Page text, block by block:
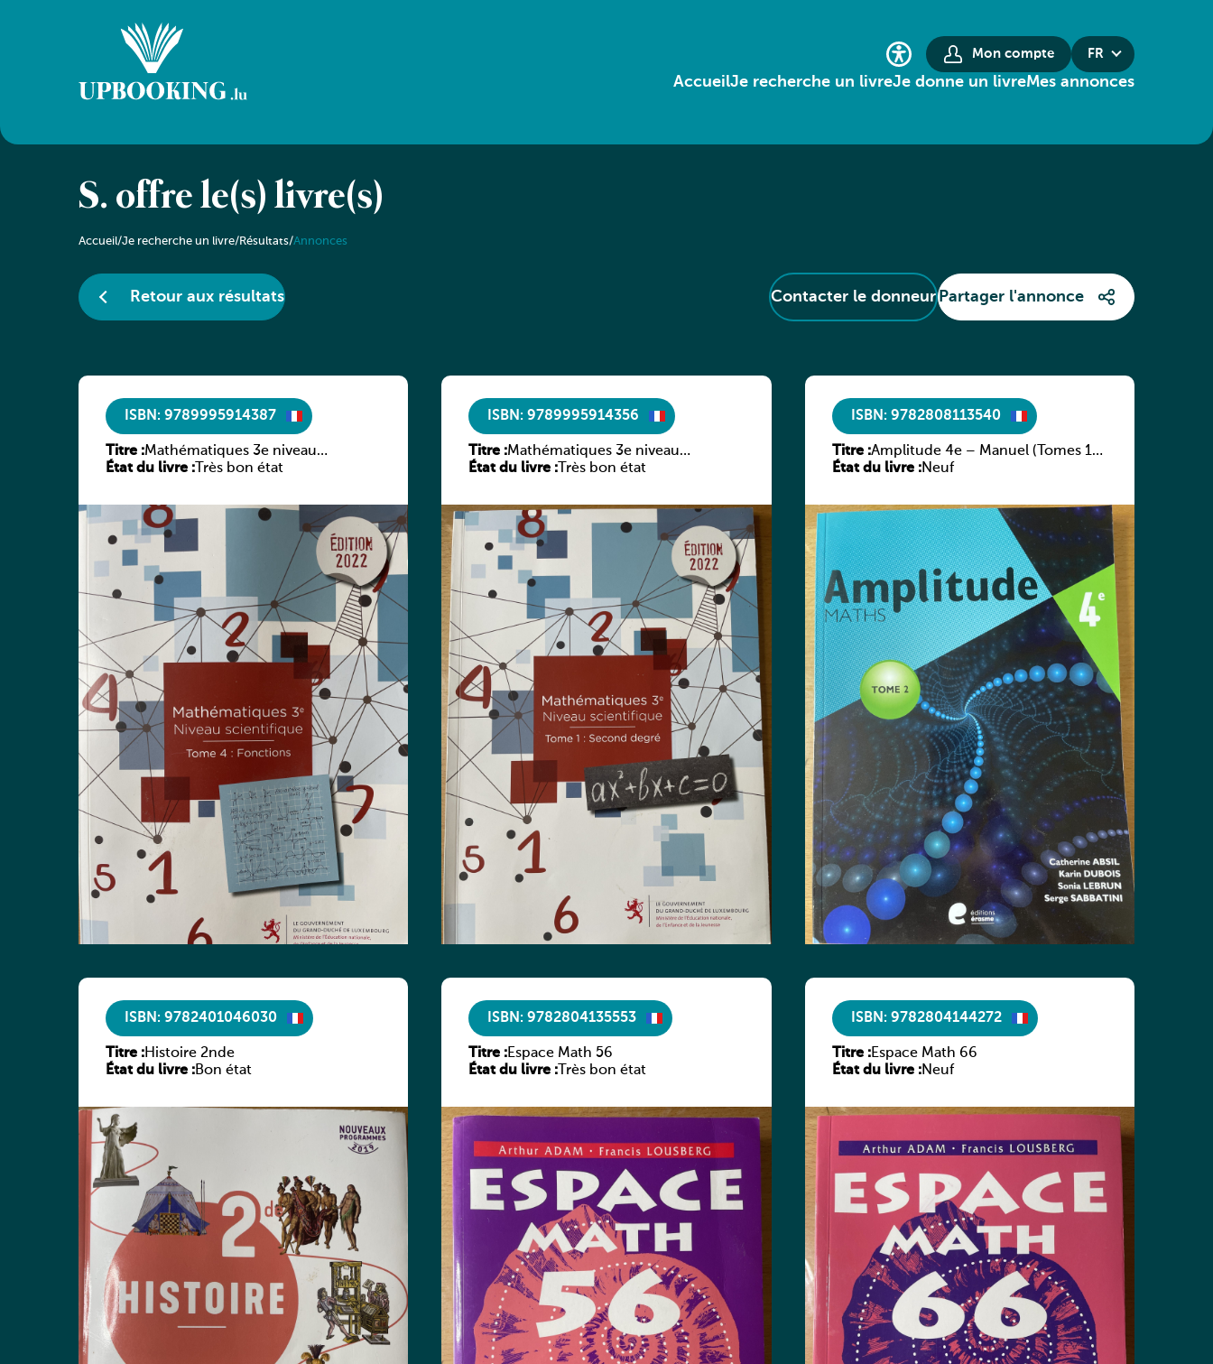
Mon compte FR
AccueilJe recherche un livreJe donne un livreMes annonces
S. offre le(s) livre(s)
Accueil/Je recherche un livre/Résultats/Annonces
Retour aux résultats Contacter le donneur Partager l'annonce
ISBN: 9789995914387
Titre :Mathématiques 3e niveau
scientifique Tome 4: Fonctions
État du livre : Très bon état
ISBN: 9789995914356
Titre :Mathématiques 3e niveau
scientifique Tome 1: Second degré
État du livre : Très bon état
ISBN: 9782808113540
Titre :Amplitude 4e – Manuel (Tomes 1
et 2)
État du livre :Neuf
ISBN: 9782401046030
Titre :Histoire 2nde
État du livre :Bon état
ISBN: 9782804135553
Titre :Espace Math 56
État du livre : Très bon état
ISBN: 9782804144272
Titre :Espace Math 66
État du livre :Neuf